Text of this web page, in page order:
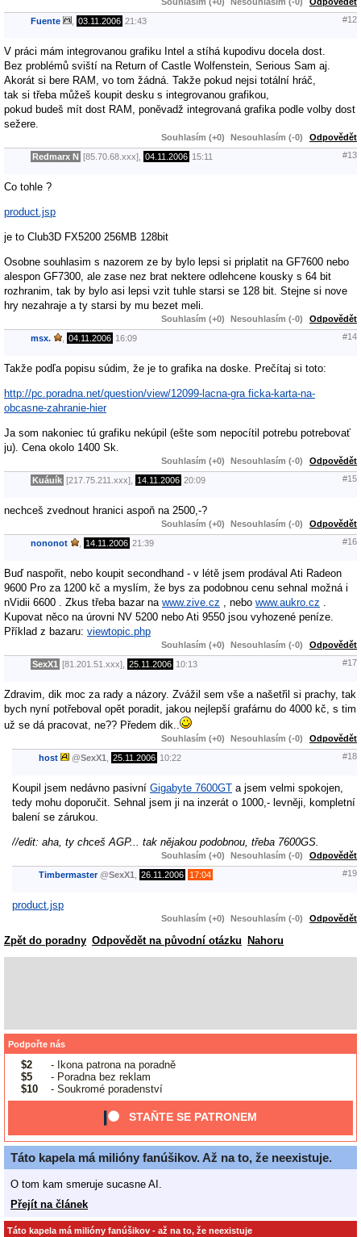
Fuente 03.11.2006 21:43 #12
V práci mám integrovanou grafiku Intel a stíhá kupodivu docela dost.
Bez problémů sviští na Return of Castle Wolfenstein, Serious Sam aj.
Akorát si bere RAM, vo tom žádná. Takže pokud nejsi totální hráč,
tak si třeba můžeš koupit desku s integrovanou grafikou,
pokud budeš mít dost RAM, poněvadž integrovaná grafika podle volby dost
sežere.
Souhlasím (+0) Nesouhlasím (-0) Odpovědět
Redmarx N [85.70.68.xxx], 04.11.2006 15:11 #13
Co tohle ?
product.jsp
je to Club3D FX5200 256MB 128bit
Osobne souhlasim s nazorem ze by bylo lepsi si priplatit na GF7600 nebo
alespon GF7300, ale zase nez brat nektere odlehcene kousky s 64 bit
rozhranim, tak by bylo asi lepsi vzit tuhle starsi se 128 bit. Stejne si nove
hry nezahraje a ty starsi by mu bezet meli.
Souhlasím (+0) Nesouhlasím (-0) Odpovědět
msx. 04.11.2006 16:09 #14
Takže podľa popisu súdim, že je to grafika na doske. Prečítaj si toto:
http://pc.poradna.net/question/view/12099-lacna-gra ficka-karta-na-
obcasne-zahranie-hier
Ja som nakoniec tú grafiku nekúpil (ešte som nepocítil potrebu potrebovať
ju). Cena okolo 1400 Sk.
Souhlasím (+0) Nesouhlasím (-0) Odpovědět
Kuáuík [217.75.211.xxx], 14.11.2006 20:09 #15
nechceš zvednout hranici aspoň na 2500,-?
Souhlasím (+0) Nesouhlasím (-0) Odpovědět
nononot 14.11.2006 21:39 #16
Buď naspořit, nebo koupit secondhand - v létě jsem prodával Ati Radeon
9600 Pro za 1200 kč a myslím, že bys za podobnou cenu sehnal možná i
nVidii 6600 . Zkus třeba bazar na www.zive.cz , nebo www.aukro.cz
Kupovat něco na úrovni NV 5200 nebo Ati 9550 jsou vyhozené peníze.
Příklad z bazaru: viewtopic.php
Souhlasím (+0) Nesouhlasím (-0) Odpovědět
SexX1 [81.201.51.xxx], 25.11.2006 10:13 #17
Zdravim, dik moc za rady a názory. Zvážil sem vše a našetřil si prachy, tak
bych nyní potřeboval opět poradit, jakou nejlepší grafárnu do 4000 kč, s tim
už se dá pracovat, ne?? Předem dik..
Souhlasím (+0) Nesouhlasím (-0) Odpovědět
host @SexX1 25.11.2006 10:22 #18
Koupil jsem nedávno pasivní Gigabyte 7600GT a jsem velmi spokojen,
tedy mohu doporučit. Sehnal jsem ji na inzerát o 1000,- levněji, kompletní
balení se zárukou.
//edit: aha, ty chceš AGP... tak nějakou podobnou, třeba 7600GS.
Souhlasím (+0) Nesouhlasím (-0) Odpovědět
Timbermaster @SexX1 26.11.2006 17:04 #19
product.jsp
Souhlasím (+0) Nesouhlasím (-0) Odpovědět
Zpět do poradny Odpovědět na původní otázku Nahoru
Podpořte nás
$2
- Ikona patrona na poradně
$5
- Poradna bez reklam
$10
- Soukromé poradenství
STAŇTE SE PATRONEM
Táto kapela má milióny fanúšikov. Až na to, že neexistuje.
O tom kam smeruje sucasne AI.
Přejít na článek
Táto kapela má milióny fanúšikov - až na to, že neexistuje